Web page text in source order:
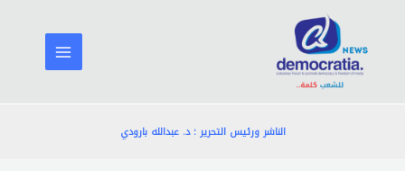
المحتوى
الناشر ورئيس التحرير : د. عبدالله بارودي